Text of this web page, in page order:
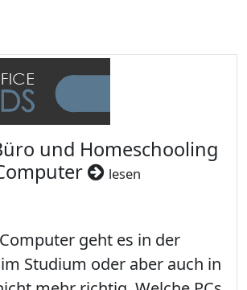
und Homeschooling
lesen
geht es in der
Studium oder aber auch in